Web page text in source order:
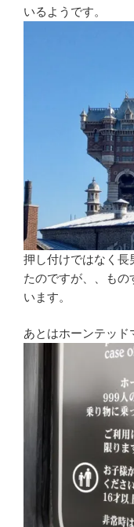
いるようです。
押し付けではなく長
たのですが、、もの
います。
あとはホーンテッド